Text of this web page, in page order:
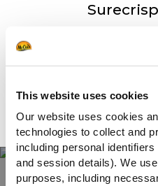
This website uses cookies
Our website uses cookies
technologies to collect and
including personal
and session details). We
purposes, including